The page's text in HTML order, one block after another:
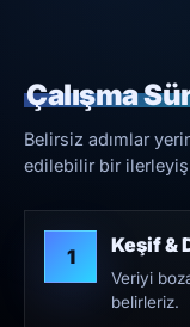
Çalışma
Belirsiz adımlar
edilebilir bir
1 Keşif &
Veriyi
belirleriz.